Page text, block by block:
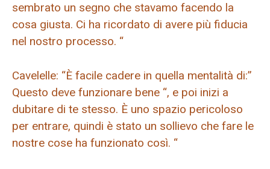
sembrato un segno che stavamo facendo la
cosa giusta. Ci ha ricordato di avere più fiducia
nel nostro processo. “
Cavelelle: “È facile cadere in quella mentalità di:”
Questo deve funzionare bene “, e poi inizi a
dubitare di te stesso. È uno spazio pericoloso
per entrare, quindi è stato un sollievo che fare le
nostre cose ha funzionato così. “